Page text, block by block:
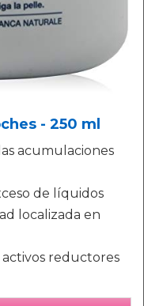
- 250 ml
acumulaciones
de líquidos
localizada en
reductores